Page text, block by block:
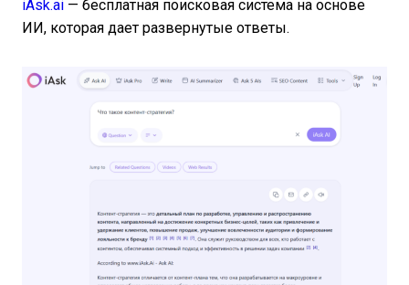
iAsk.ai — бесплатная поисковая система на основе
ИИ, которая дает развернутые ответы.